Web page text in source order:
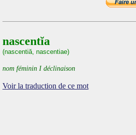
nascentĭa
(nascentiă, nascentiae)
nom féminin I déclinaison
Voir la traduction de ce mot